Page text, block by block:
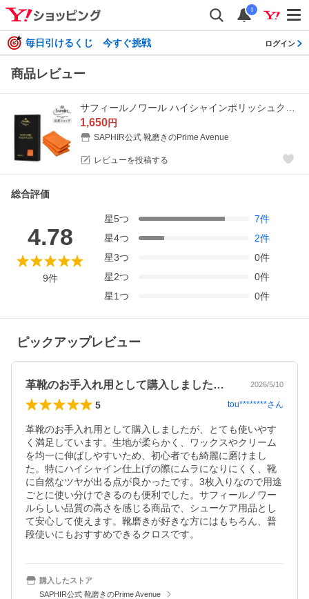
i
毎日引けるくじ 今すぐ挑戦 ログイン
商品レビュー
1,650円
SAPHIR公式 靴磨きのPrime Avenue
レビューを投稿する
総合評価
4.78
9件
星5つ 7件
星4つ 2件
星3つ 0件
星2つ 0件
星1つ 0件
ピックアップレビュー
革靴のお手入れ用として購入しましたが、… 2026/5/10
5 tou********さん
革靴のお手入れ用として購入しましたが、とても使いやす
く満足しています。生地が柔らかく、ワックスやクリーム
を均一に伸ばしやすいため、初心者でも綺麗に磨けまし
た。特にハイシャイン仕上げの際にムラになりにくく、靴
に自然なツヤが出る点が良かったです。3枚入りなので用途
ごとに使い分けできるのも便利でした。サフィールノワー
ルらしい品質の高さを感じる商品で、シューケア用品とし
て安心して使えます。靴磨きが好きな方にはもちろん、普
段使いにもおすすめできるクロスです。
購入したストア
SAPHIR公式 靴磨きのPrime Avenue